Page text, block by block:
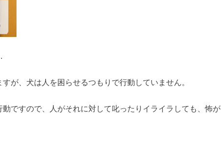
が、犬は人を困らせるつもりで行動していません。
ですので、人がそれに対して叱ったりイライラしても、怖が